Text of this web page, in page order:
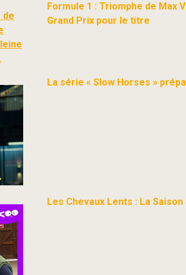
Formule 1 : Triomphe de Max
Grand Prix pour le titre
La série « Slow Horses »
Les Chevaux Lents : La